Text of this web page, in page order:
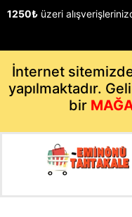
1250₺ üzeri
İnternet
yapılmaktadır.
bir